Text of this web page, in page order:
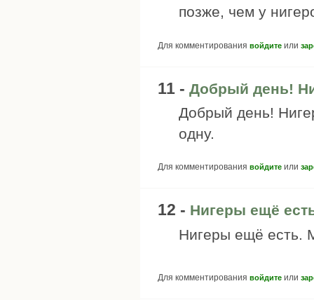
позже, чем у
Для комментирования войдите или
11 - Добрый день!
Добрый день!
одну.
Для комментирования войдите или
12 - Нигеры ещё
Нигеры ещё есть.
Для комментирования войдите или